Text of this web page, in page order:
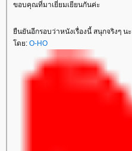
ขอบคุณที่มาเยี่ยมเยียนกันค่ะ
ืนยันอีกรอบว่าหนังเรื่องนี้ สนุกจริงๆ นะ
ดย: O-HO